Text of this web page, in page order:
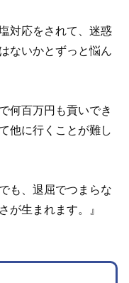
対応をされて、迷惑
ないかとずっと悩ん
何百万円も貢いでき
他に行くことが難し
も、退屈でつまらな
が生まれます。』